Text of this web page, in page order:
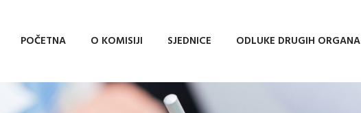
POČETNA O KOMISIJI SJEDNICE ODLUKE DRUGIH ORGANA